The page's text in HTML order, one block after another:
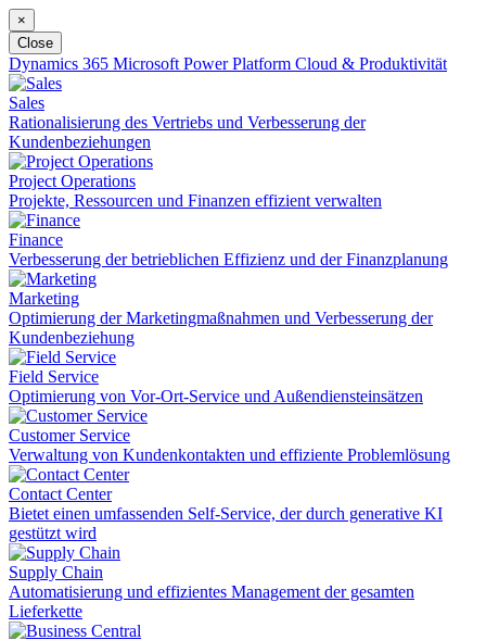
×
Close
Dynamics 365 Microsoft Power Platform Cloud & Produktivität
Sales
Rationalisierung des Vertriebs und Verbesserung der
Kundenbeziehungen
Project Operations
Projekte, Ressourcen und Finanzen effizient verwalten
Finance
Verbesserung der betrieblichen Effizienz und der Finanzplanung
Marketing
Optimierung der Marketingmaßnahmen und Verbesserung der
Kundenbeziehung
Field Service
Optimierung von Vor-Ort-Service und Außendiensteinsätzen
Customer Service
Verwaltung von Kundenkontakten und effiziente Problemlösung
Contact Center
Bietet einen umfassenden Self-Service, der durch generative KI
gestützt wird
Supply Chain
Automatisierung und effizientes Management der gesamten
Lieferkette